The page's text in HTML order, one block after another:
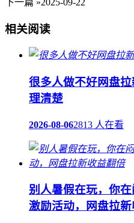
相关阅读
很多人做不好网盘
理清楚
2026-08-062813 人在看
别人暑假在玩，你
激励活动，网盘拉